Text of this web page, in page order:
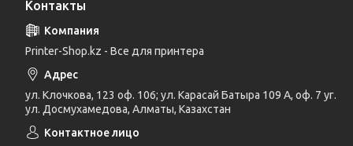
Контакты
Printer-Shop.kz - Все для принтера
ул. Клочкова, 123 оф. 106; ул. Карасай Батыра 109 А, оф. 7 уг.
ул. Досмухамедова, Алматы, Казахстан